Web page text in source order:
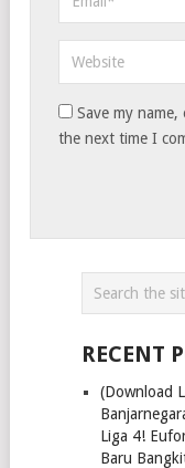
Save my
the next time I
RECENT
(Download
Liga 4!
Baru